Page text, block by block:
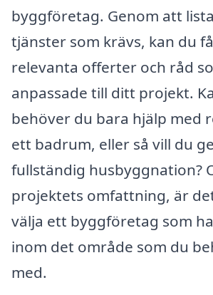
byggföretag. Genom att
tjänster som krävs, kan du
relevanta offerter och råd
anpassade till ditt projekt.
behöver du bara hjälp med
ett badrum, eller så vill du
fullständig husbyggnation?
projektets omfattning, är
välja ett byggföretag som
inom det område som du
med.